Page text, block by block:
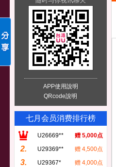
APP使用說明
QRcode說明
七月会员消费排行榜
U26669** 赠 5,000点
2. U29369** 赠 4,500点
3. U29367* 赠 4,000点